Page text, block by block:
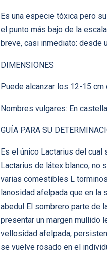
Es una especie tóxica pero
el punto más bajo de la
breve, casi inmediato: desde
DIMENSIONES
Puede alcanzar los 12-15
Nombres vulgares: En
GUÍA PARA SU
Es el único Lactarius del
Lactarius de látex blanco, no
varias comestibles L
lanosidad afelpada que en la
abedul El sombrero parte de
presentar un margen mullido
vellosidad afelpada,
se vuelve rosado en el